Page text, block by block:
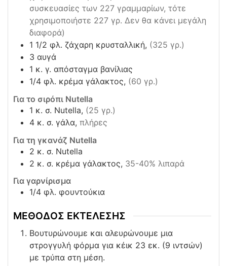
συσκευασίες των 227 γραμμαρίων, τότε
χρησιμοποιήστε 227 γρ. Δεν θα κάνει μεγάλη
διαφορά)
1 1/2 φλ. ζάχαρη κρυσταλλική, (325 γρ.)
3 αυγά
1 κ. γ. απόσταγμα βανίλιας
1/4 φλ. κρέμα γάλακτος, (60 γρ.)
Για το σιρόπι Nutella
1 κ. σ. Nutella, (25 γρ.)
4 κ. σ. γάλα, πλήρες
Για τη γκανάζ Nutella
2 κ. σ. Nutella
2 κ. σ. κρέμα γάλακτος, 35-40% λιπαρά
Για γαρνίρισμα
1/4 φλ. φουντούκια
ΜΕΘΟΔΟΣ ΕΚΤΕΛΕΣΗΣ
Βουτυρώνουμε και αλευρώνουμε μια
στρογγυλή φόρμα για κέικ 23 εκ. (9 ιντσών)
με τρύπα στη μέση.